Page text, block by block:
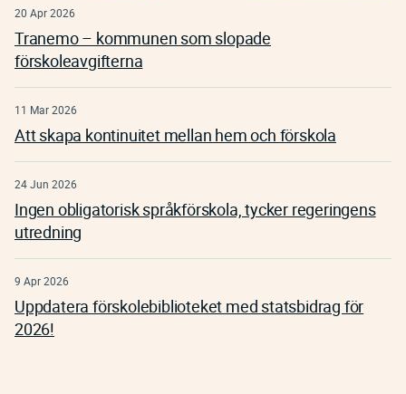
20 Apr 2026
Tranemo – kommunen som slopade
förskoleavgifterna
11 Mar 2026
Att skapa kontinuitet mellan hem och förskola
24 Jun 2026
Ingen obligatorisk språkförskola, tycker regeringens
utredning
9 Apr 2026
Uppdatera förskolebiblioteket med statsbidrag för
2026!